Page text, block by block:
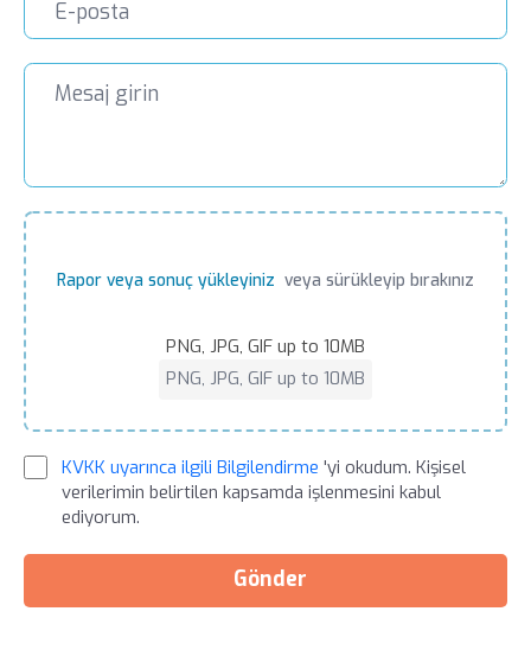
Rapor veya sonuç yükleyiniz veya sürükleyip bırakınız
PNG, JPG, GIF up to 10MB
PNG, JPG, GIF up to 10MB
KVKK uyarınca ilgili Bilgilendirme 'yi okudum. Kişisel
verilerimin belirtilen kapsamda işlenmesini kabul
ediyorum.
Gönder